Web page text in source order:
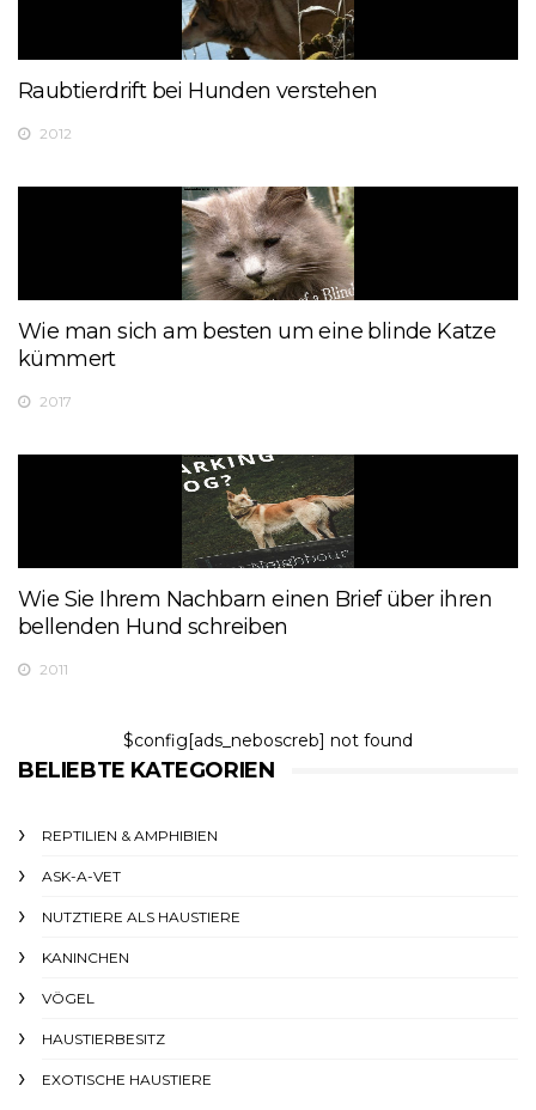
Raubtierdrift bei Hunden verstehen
2012
Wie man sich am besten um eine blinde Katze
kümmert
2017
Wie Sie Ihrem Nachbarn einen Brief über ihren
bellenden Hund schreiben
2011
$config[ads_neboscreb] not found
BELIEBTE KATEGORIEN
REPTILIEN & AMPHIBIEN
ASK-A-VET
NUTZTIERE ALS HAUSTIERE
KANINCHEN
VÖGEL
HAUSTIERBESITZ
EXOTISCHE HAUSTIERE